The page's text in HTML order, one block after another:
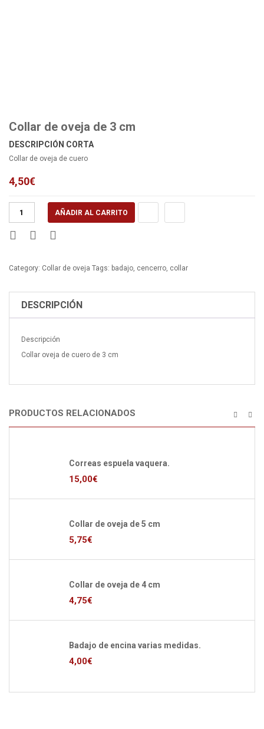
PRODUCTOS RELACIONADOS
Correas espuela vaquera.
15,00€
Collar de oveja de 5 cm
5,75€
Collar de oveja de 4 cm
4,75€
Badajo de encina varias medidas.
4,00€
Collar de oveja de 3 cm
DESCRIPCIÓN CORTA
Collar de oveja de cuero
4,50€
oveja
de
cantidad
AÑADIR AL CARRITO
Category: Collar de oveja Tags: badajo, cencerro, collar
DESCRIPCIÓN
Descripción
Collar oveja de cuero de 3 cm